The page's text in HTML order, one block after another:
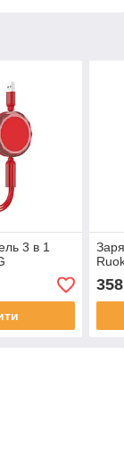
3 в 1